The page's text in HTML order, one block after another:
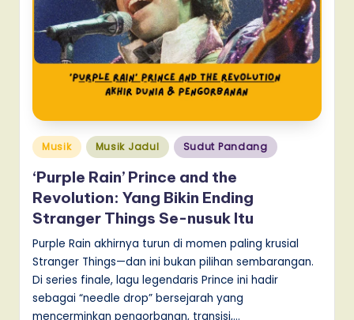
Posted
in
Musik Musik Jadul Sudut Pandang
‘Purple Rain’ Prince and the
Revolution: Yang Bikin Ending
Stranger Things Se-nusuk Itu
Purple Rain akhirnya turun di momen paling krusial
Stranger Things—dan ini bukan pilihan sembarangan.
Di series finale, lagu legendaris Prince ini hadir
sebagai “needle drop” bersejarah yang
mencerminkan pengorbanan, transisi,…